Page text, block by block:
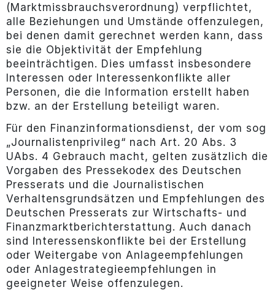
(Marktmissbrauchsverordnung) verpflichtet,
alle Beziehungen und Umstände offenzulegen,
bei denen damit gerechnet werden kann, dass
sie die Objektivität der Empfehlung
beeinträchtigen. Dies umfasst insbesondere
Interessen oder Interessenkonflikte aller
Personen, die die Information erstellt haben
bzw. an der Erstellung beteiligt waren.
Für den Finanzinformationsdienst, der vom sog
„Journalistenprivileg“ nach Art. 20 Abs. 3
UAbs. 4 Gebrauch macht, gelten zusätzlich die
Vorgaben des Pressekodex des Deutschen
Presserats und die Journalistischen
Verhaltensgrundsätzen und Empfehlungen des
Deutschen Presserats zur Wirtschafts- und
Finanzmarktberichterstattung. Auch danach
sind Interessenskonflikte bei der Erstellung
oder Weitergabe von Anlageempfehlungen
oder Anlagestrategieempfehlungen in
geeigneter Weise offenzulegen.